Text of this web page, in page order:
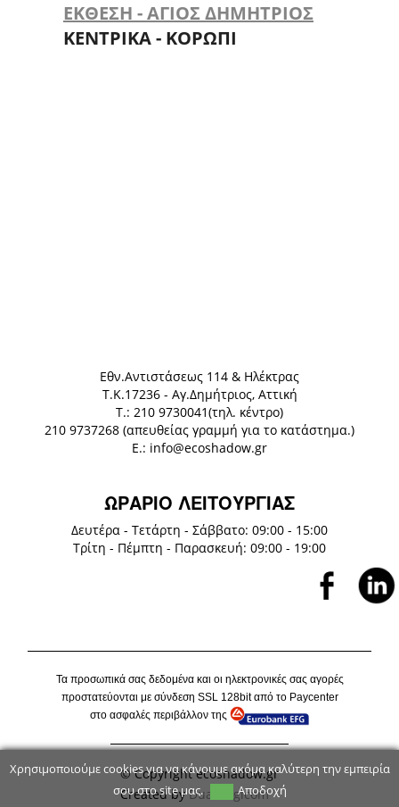
Χρησιμοποιούμε cookies για να κάνουμε ακόμα καλύτερη την εμπειρία
σου στο site μας.
Αποδοχή
ΕΚΘΕΣΗ - ΑΓΙΟΣ ΔΗΜΗΤΡΙΟΣ
ΚΕΝΤΡΙΚΑ - ΚΟΡΩΠΙ
Eθν.Αντιστάσεως 114 & Ηλέκτρας
Τ.Κ.17236 - Αγ.Δημήτριος, Αττική
Τ.: 210 9730041(τηλ. κέντρο)
210 9737268 (απευθείας γραμμή για το κατάστημα.)
E.: info@ecoshadow.gr
ΩΡΑΡΙΟ ΛΕΙΤΟΥΡΓΙΑΣ
Δευτέρα - Τετάρτη - Σάββατο: 09:00 - 15:00
Τρίτη - Πέμπτη - Παρασκευή: 09:00 - 19:00
Τα προσωπικά σας δεδομένα και οι ηλεκτρονικές σας αγορές
προστατεύονται με σύνδεση SSL128bit από το Paycenter
στο ασφαλές περιβάλλον της
© Copyright ecoshadow.gr
Created byDual Logicom